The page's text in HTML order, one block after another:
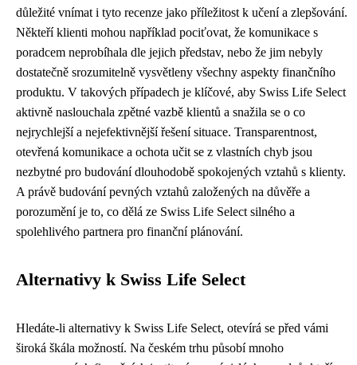
důležité vnímat i tyto recenze jako příležitost k učení a zlepšování.
Někteří klienti mohou například pociťovat, že komunikace s
poradcem neprobíhala dle jejich představ, nebo že jim nebyly
dostatečně srozumitelně vysvětleny všechny aspekty finančního
produktu. V takových případech je klíčové, aby Swiss Life Select
aktivně naslouchala zpětné vazbě klientů a snažila se o co
nejrychlejší a nejefektivnější řešení situace. Transparentnost,
otevřená komunikace a ochota učit se z vlastních chyb jsou
nezbytné pro budování dlouhodobě spokojených vztahů s klienty.
A právě budování pevných vztahů založených na důvěře a
porozumění je to, co dělá ze Swiss Life Select silného a
spolehlivého partnera pro finanční plánování.
Alternativy k Swiss Life Select
Hledáte-li alternativy k Swiss Life Select, otevírá se před vámi
široká škála možností. Na českém trhu působí mnoho